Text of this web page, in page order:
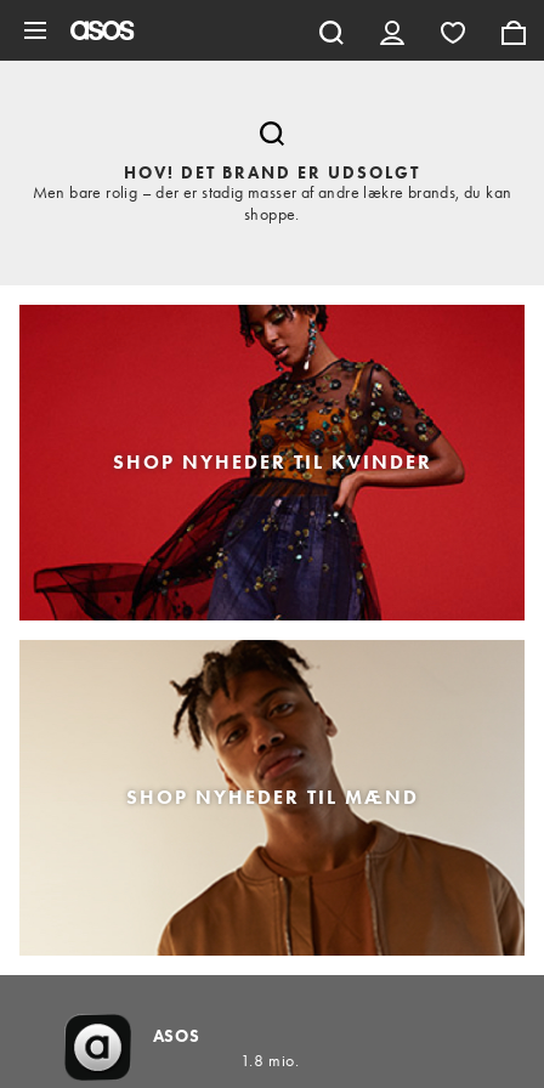
HOV! DET BRAND ER UDSOLGT
Men bare rolig – der er stadig masser af andre lækre brands, du kan
shoppe.
SHOP NYHEDER TIL KVINDER
SHOP NYHEDER TIL MÆND
ASOS
1.8 mio.